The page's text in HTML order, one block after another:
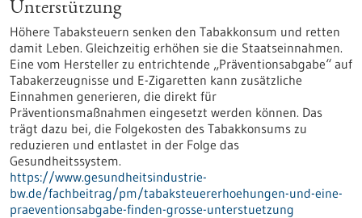
Unterstützung
Höhere Tabaksteuern senken den Tabakkonsum und retten
damit Leben. Gleichzeitig erhöhen sie die Staatseinnahmen.
Eine vom Hersteller zu entrichtende „Präventionsabgabe“ auf
Tabakerzeugnisse und E-Zigaretten kann zusätzliche
Einnahmen generieren, die direkt für
Präventionsmaßnahmen eingesetzt werden können. Das
trägt dazu bei, die Folgekosten des Tabakkonsums zu
reduzieren und entlastet in der Folge das
Gesundheitssystem.
https://www.gesundheitsindustrie-
bw.de/fachbeitrag/pm/tabaksteuererhoehungen-und-eine-
praeventionsabgabe-finden-grosse-unterstuetzung